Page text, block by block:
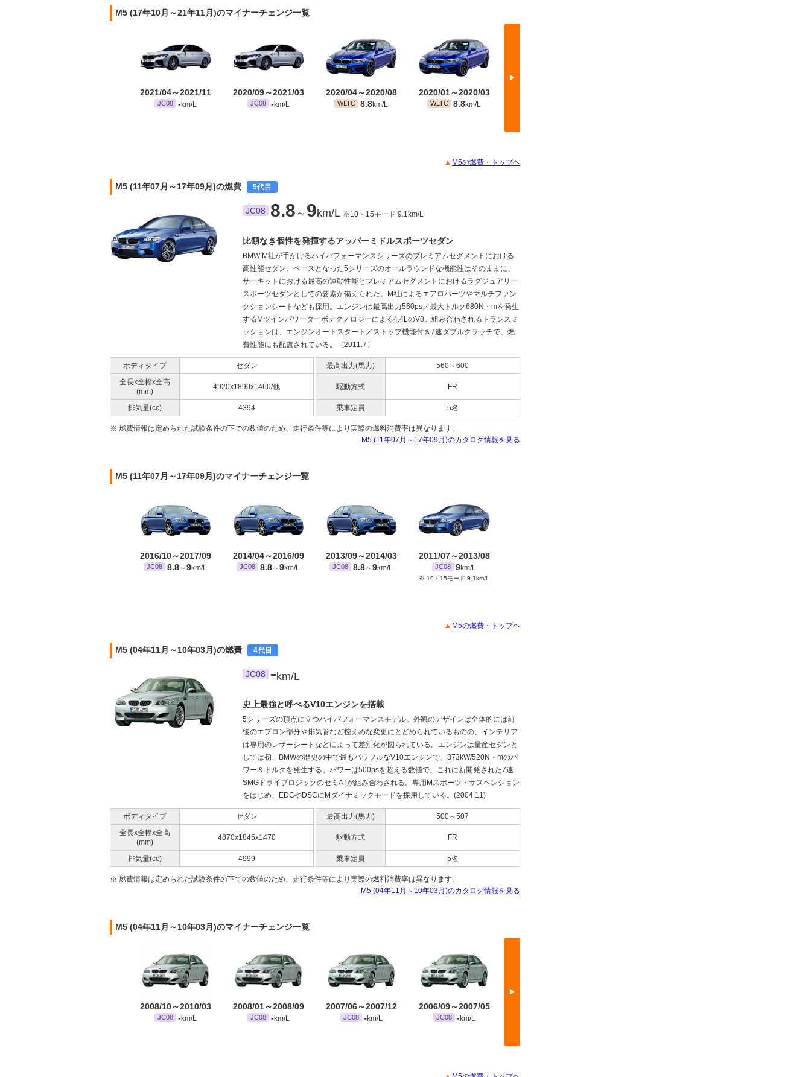
M5 (17年10月～21年11月)のマイナーチェンジ一覧
▶
2021/04～2021/11
JC08 - km/L
2020/09～2021/03
JC08 - km/L
2020/04～2020/08
WLTC 8.8km/L
2020/01～2020/03
WLTC 8.8km/L
M5の燃費・トップヘ
M5 (11年07月～17年09月)の燃費 5代目
JC08 8.8 ～ 9km/L ※10・15モード 9.1km/L
比類なき個性を発揮するアッパーミドルスポーツセダン
BMW M社が手がけるハイパフォーマンスシリーズのプレミアムセグメントにおける
高性能セダン。ベースとなった5シリーズのオールラウンドな機能性はそのままに、
サーキットにおける最高の運動性能とプレミアムセグメントにおけるラグジュアリー
スポーツセダンとしての要素が備えられた。M社によるエアロパーツやマルチファン
クションシートなども採用。エンジンは最高出力560ps／最大トルク680N・mを発生
するMツインパワーターボテクノロジーによる4.4LのV8。組み合わされるトランスミ
ッションは、エンジンオートスタート／ストップ機能付き7速ダブルクラッチで、燃
費性能にも配慮されている。（2011.7）
ボディタイプ セダン 最高出力(馬力)
560～600
全長x全幅x全高
(mm)
4920x1890x1460/他 駆動方式 FR
排気量(cc) 4394 乗車定員 5名
※ 燃費情報は定められた試験条件の下での数値のため、走行条件等により実際の燃料消費率は異なります。
M5 (11年07月～17年09月)のカタログ情報を見る
M5 (11年07月～17年09月)のマイナーチェンジ一覧
2016/10～2017/09
JC08 8.8～9km/L
2014/04～2016/09
JC08 8.8～9km/L
2013/09～2014/03
JC08 8.8～9km/L
2011/07～2013/08
JC08 9km/L
※ 10・15モード 9.1km/L
M5の燃費・トップヘ
M5 (04年11月～10年03月)の燃費 4代目
JC08 -km/L
史上最強と呼べるV10エンジンを搭載
5シリーズの頂点に立つハイパフォーマンスモデル。外観のデザインは全体的には前
後のエプロン部分や排気管など控えめな変更にとどめられているものの、インテリア
は専用のレザーシートなどによって差別化が図られている。エンジンは量産セダンと
しては初、BMWの歴史の中で最もパワフルなV10エンジンで、373kW/520N・mのパ
ワー＆トルクを発生する。パワーは500psを超える数値で、これに新開発された7速
SMGドライブロジックのセミATが組み合わされる。専用Mスポーツ・サスペンション
をはじめ、EDCやDSCにMダイナミックモードを採用している。(2004.11)
ボディタイプ セダン 最高出力(馬力)
500～507
全長x全幅x全高
(mm)
4870x1845x1470 駆動方式 FR
排気量(cc) 4999 乗車定員 5名
※ 燃費情報は定められた試験条件の下での数値のため、走行条件等により実際の燃料消費率は異なります。
M5 (04年11月～10年03月)のカタログ情報を見る
M5 (04年11月～10年03月)のマイナーチェンジ一覧
▶
2008/10～2010/03
JC08 - km/L
2008/01～2008/09
JC08 - km/L
2007/06～2007/12
JC08 - km/L
2006/09～2007/05
JC08 - km/L